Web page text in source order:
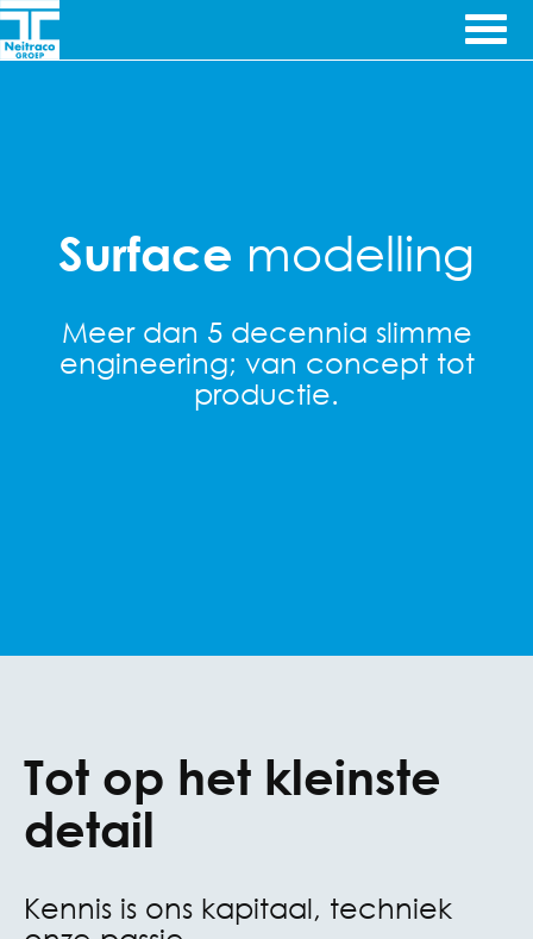
Ga door naar inhoud
Surface modelling
Meer dan 5 decennia slimme
engineering; van concept tot
productie.
Tot op het kleinste
detail
Kennis is ons kapitaal, techniek